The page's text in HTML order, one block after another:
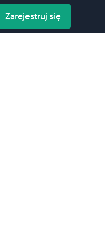
Zarejestruj się